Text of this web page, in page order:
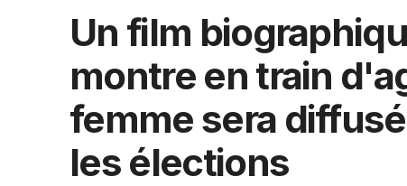
Un film
montre en train
femme sera
les élections